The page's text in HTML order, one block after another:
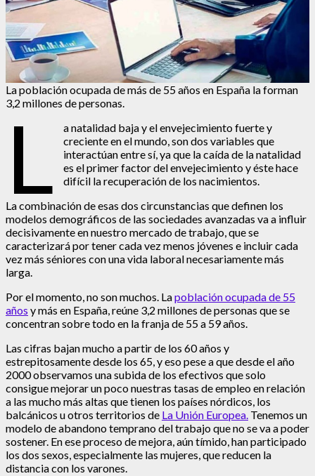
La población ocupada de más de 55 años en España la forman
3,2 millones de personas.
L
a natalidad baja y el envejecimiento fuerte y
creciente en el mundo, son dos variables que
interactúan entre sí, ya que la caída de la natalidad
es el primer factor del envejecimiento y éste hace
difícil la recuperación de los nacimientos.
La combinación de esas dos circunstancias que definen los
modelos demográficos de las sociedades avanzadas va a influir
decisivamente en nuestro mercado de trabajo, que se
caracterizará por tener cada vez menos jóvenes e incluir cada
vez más séniores con una vida laboral necesariamente más
larga.
Por el momento, no son muchos. Lapoblación ocupada de 55
años y más en España, reúne 3,2 millones de personas que se
concentran sobre todo en la franja de 55 a 59 años.
Las cifras bajan mucho a partir de los 60 años y
estrepitosamente desde los 65, y eso pese a que desde el año
2000 observamos una subida de los efectivos que solo
consigue mejorar un poco nuestras tasas de empleo en relación
a las mucho más altas que tienen los países nórdicos, los
balcánicos u otros territorios de La Unión Europea. Tenemos un
modelo de abandono temprano del trabajo que no se va a poder
sostener. En ese proceso de mejora, aún tímido, han participado
los dos sexos, especialmente las mujeres, que reducen la
distancia con los varones.